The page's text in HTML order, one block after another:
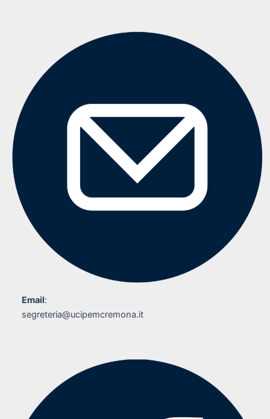
Email:
segreteria@ucipemcremona.it